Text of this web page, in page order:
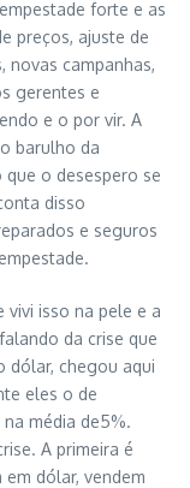
forte e as
preços, ajuste de
novas campanhas,
gerentes e
e o por vir. A
barulho da
que o desespero se
disso
e seguros
vivi isso na pele e a
da crise que
dólar, chegou aqui
eles o de
média de5%.
A primeira é
dólar, vendem